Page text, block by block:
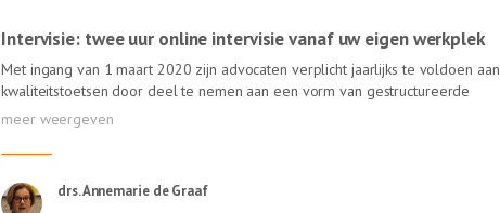
Intervisie: twee uur online intervisie vanaf uw eigen werkplek
Met ingang van 1 maart 2020 zijn advocaten verplicht jaarlijks te voldoen aan
kwaliteitstoetsen door deel te nemen aan een vorm van gestructureerde
feedback, zoals intervisie. In de Online Intervisie van Lexlumen krijgt u van
een ervaren gespreksleider én van collega's meer inzichten in uw praktijk.
Annemarie de Graaf, ervaren intervisie-gespreksleider (ervaren trainer bij de
geen reistijd!drs. Annemarie de Graaf